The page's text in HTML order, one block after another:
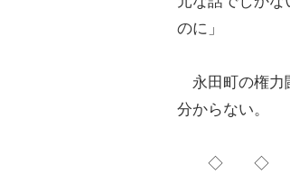
のに」
永田町の権力
分からない。
◇ ◇